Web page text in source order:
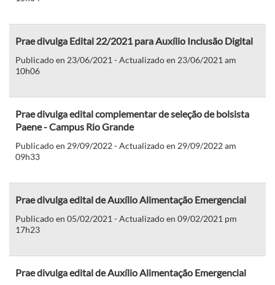
Prae divulga Edital 22/2021 para Auxílio Inclusão Digital
Publicado en 23/06/2021 - Actualizado en 23/06/2021 am
10h06
Prae divulga edital complementar de seleção de bolsista
Paene - Campus Rio Grande
Publicado en 29/09/2022 - Actualizado en 29/09/2022 am
09h33
Prae divulga edital de Auxílio Alimentação Emergencial
Publicado en 05/02/2021 - Actualizado en 09/02/2021 pm
17h23
Prae divulga edital de Auxílio Alimentação Emergencial